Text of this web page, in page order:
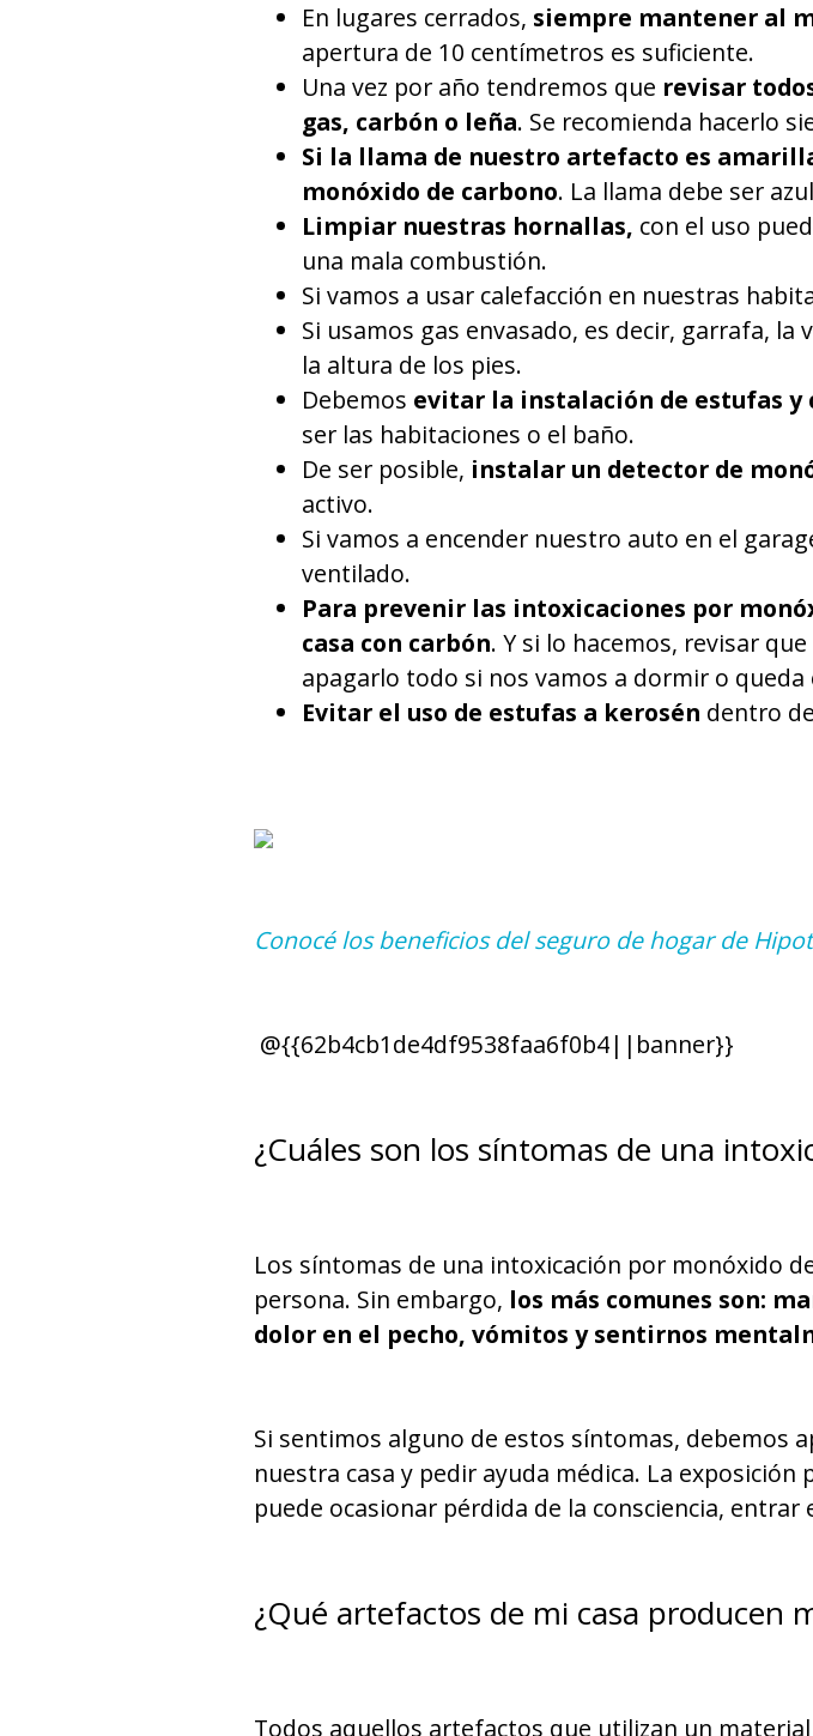
En lugares cerrados, siempre mantener al
apertura de 10 centímetros es suficiente.
Una vez por año tendremos que revisar
gas, carbón o leña. Se recomienda hacerlo
Si la llama de nuestro artefacto es
monóxido de carbono. La llama debe ser
Limpiar nuestras hornallas, con el uso
una mala combustión.
Si vamos a usar calefacción en nuestras
Si usamos gas envasado, es decir, garrafa,
la altura de los pies.
Debemos evitar la instalación de estufas y
ser las habitaciones o el baño.
De ser posible, instalar un detector de
activo.
Si vamos a encender nuestro auto en el
ventilado.
Para prevenir las intoxicaciones por
casa con carbón. Y si lo hacemos, revisar
apagarlo todo si nos vamos a dormir o
Evitar el uso de estufas a kerosén dentro
Conocé los beneficios del seguro de hogar de
@{{62b4cb1de4df9538faa6f0b4||banner}}
¿Cuáles son los síntomas de una
Los síntomas de una intoxicación por monóxido
persona. Sin embargo, los más comunes son:
dolor en el pecho, vómitos y sentirnos
Si sentimos alguno de estos síntomas, debemos
nuestra casa y pedir ayuda médica. La
puede ocasionar pérdida de la consciencia,
¿Qué artefactos de mi casa producen
Todos aquellos artefactos que utilizan un